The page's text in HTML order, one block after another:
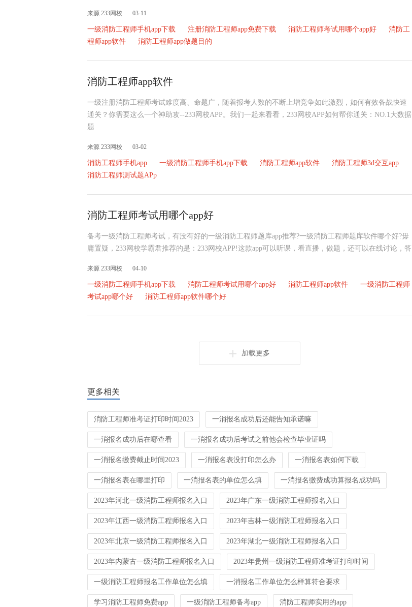
来源 233网校 03-11
一级消防工程师手机app下载 注册消防工程师app免费下载 消防工程师考试用哪个app好
消防工
程师app软件
消防工程师app做题目的
消防工程师app软件
一级注册消防工程师考试难度高、命题广，随着报考人数的不断上增竞争如此激烈，如何有效备战快速
通关？你需要这么一个神助攻--233网校APP。我们一起来看看，233网校APP如何帮你通关：NO.1大数据
题
来源 233网校 03-02
消防工程师手机app 一级消防工程师手机app下载 消防工程师app软件
消防工程师3d交互app
消防工程师测试题APp
消防工程师考试用哪个app好
备考一级消防工程师考试，有没有好的一级消防工程师题库app推荐?一级消防工程师题库软件哪个好?毋
庸置疑，233网校学霸君推荐的是：233网校APP!这款app可以听课，看直播，做题，还可以在线讨论，答
来源 233网校 04-10
一级消防工程师手机app下载 消防工程师考试用哪个app好 消防工程师app软件
一级消防工程师
考试app哪个好
消防工程师app软件哪个好
加载更多
更多相关
消防工程师准考证打印时间2023 一消报名成功后还能告知承诺嘛
一消报名成功后在哪查看 一消报名成功后考试之前他会检查毕业证吗
一消报名缴费截止时间2023 一消报名表没打印怎么办 一消报名表如何下载
一消报名表在哪里打印 一消报名表的单位怎么填 一消报名缴费成功算报名成功吗
2023年河北一级消防工程师报名入口 2023年广东一级消防工程师报名入口
2023年江西一级消防工程师报名入口 2023年吉林一级消防工程师报名入口
2023年北京一级消防工程师报名入口 2023年湖北一级消防工程师报名入口
2023年内蒙古一级消防工程师报名入口 2023年贵州一级消防工程师准考证打印时间
一级消防工程师报名工作单位怎么填 一消报名工作单位怎么样算符合要求
学习消防工程师免费app 一级消防工程师备考app 消防工程师实用的app